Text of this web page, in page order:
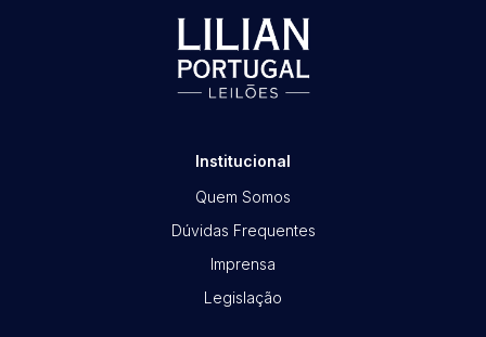
Institucional
Quem Somos
Dúvidas Frequentes
Imprensa
Legislação